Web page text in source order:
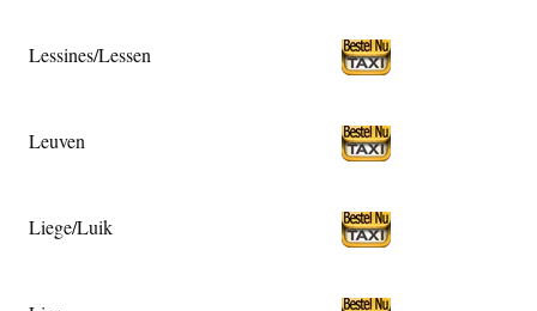
Lessines/Lessen
Leuven
Liege/Luik